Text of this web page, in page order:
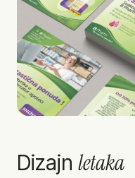
Dizajn letaka